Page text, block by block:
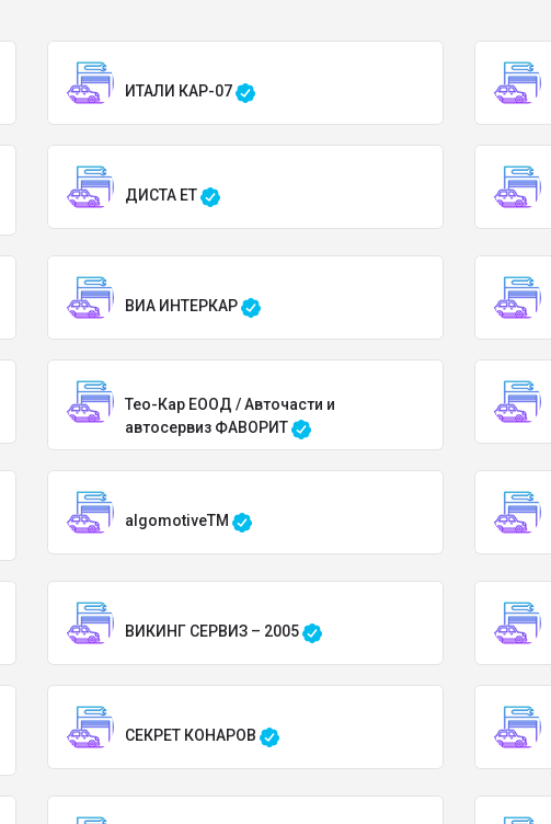
ИТАЛИ КАР-07
ДИСТА ЕТ
ВИА ИНТЕРКАР
Тео-Кар ЕООД / Авточасти и
автосервиз ФАВОРИТ
algomotiveTM
ВИКИНГ СЕРВИЗ – 2005
СЕКРЕТ КОНАРОВ